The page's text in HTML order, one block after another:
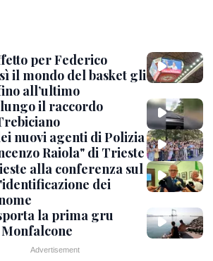
per Federico
il mondo del basket gli
all’ultimo
il raccordo
nuovi agenti di Polizia
Raiola" di Trieste
alla conferenza sul
dei
la prima gru